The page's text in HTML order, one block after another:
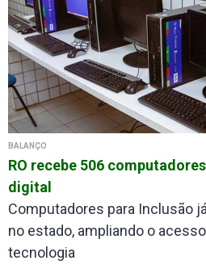
BALANÇO
RO recebe 506
digital
Computadores para Inclusão
no estado, ampliando o
tecnologia